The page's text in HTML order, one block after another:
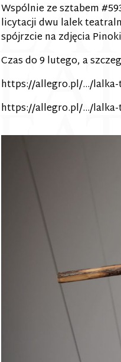
Wspólnie ze sztabem
licytacji dwu lalek
spójrzcie na zdjęcia
Czas do 9 lutego, a
https://allegro.pl/…/
https://allegro.pl/…/